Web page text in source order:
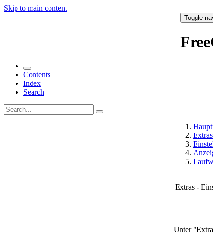
Skip to main content
Toggle
Contents
Index
Search
Extras
Extras -
Unter